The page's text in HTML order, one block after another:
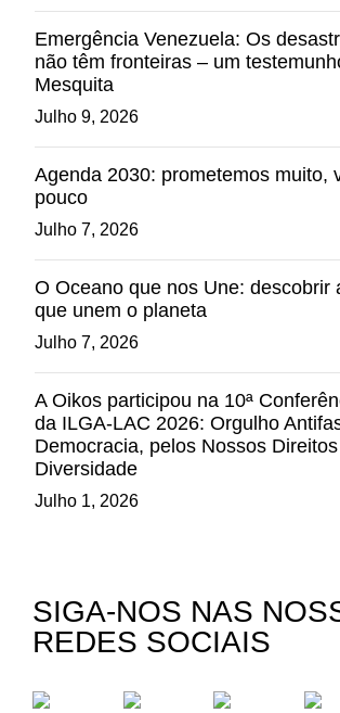
Emergência Venezuela: Os
não têm fronteiras – um
Mesquita
Julho 9, 2026
Agenda 2030: prometemos muito,
pouco
Julho 7, 2026
O Oceano que nos Une: descobrir
que unem o planeta
Julho 7, 2026
A Oikos participou na 10ª
da ILGA-LAC 2026: Orgulho
Democracia, pelos Nossos
Diversidade
Julho 1, 2026
SIGA-NOS NAS
REDES SOCIAIS